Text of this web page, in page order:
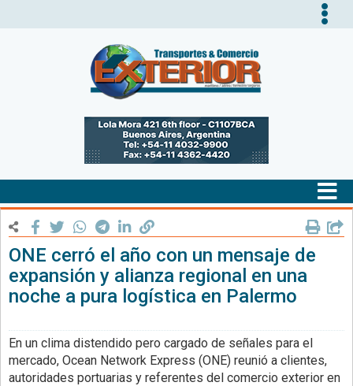
ONE cerró el año con un mensaje de
expansión y alianza regional en una
noche a pura logística en Palermo
En un clima distendido pero cargado de señales para el
mercado, Ocean Network Express (ONE) reunió a clientes,
autoridades portuarias y referentes del comercio exterior en